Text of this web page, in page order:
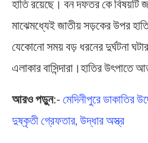
হাতি রয়েছে। বন দফতর কে বিষয়টি
মাঝেমধ্যেই জাতীয় সড়কের উপর
যেকোনো সময় বড় ধরনের দুর্ঘটনা
এলাকার বাসিন্দারা।হাতির উৎপাতে
আরও পড়ুন:- মেদিনীপুরে ডাকাতির
দুষ্কৃতী গ্রেফতার, উদ্ধার অস্ত্র